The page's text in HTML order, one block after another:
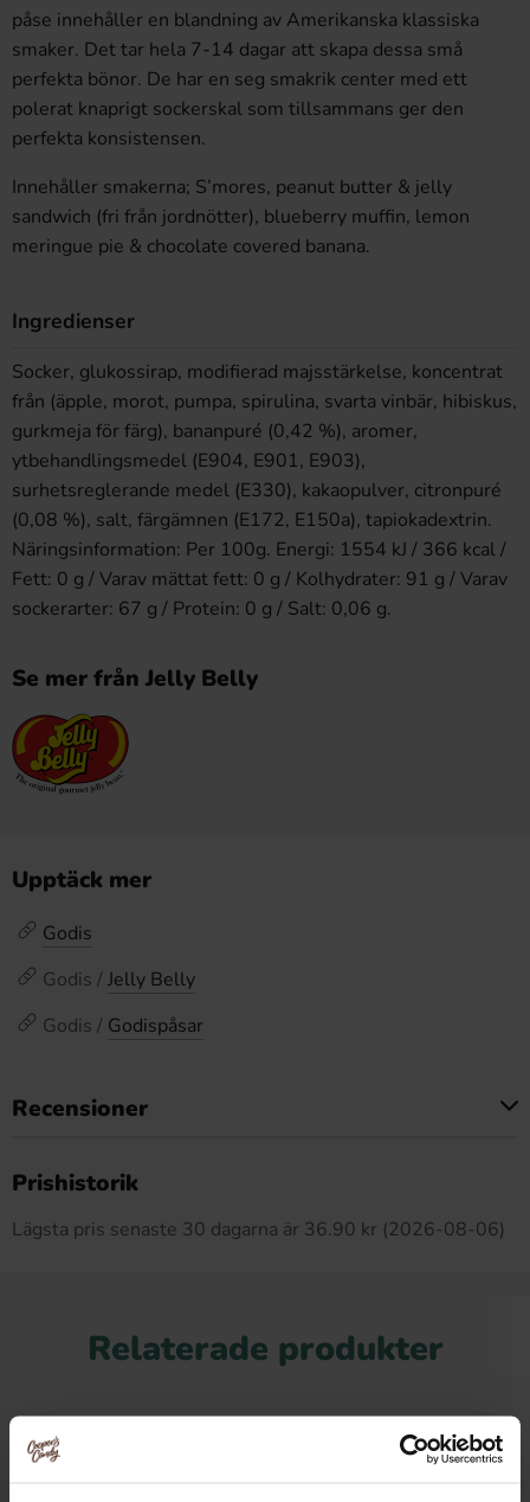
påse innehåller en blandning av Amerikanska klassiska
smaker. Det tar hela 7-14 dagar att skapa dessa små
perfekta bönor. De har en seg smakrik center med ett
polerat knaprigt sockerskal som tillsammans ger den
perfekta konsistensen.
Innehåller smakerna; S’mores, peanut butter & jelly
sandwich (fri från jordnötter), blueberry muffin, lemon
meringue pie & chocolate covered banana.
Ingredienser
Socker, glukossirap, modifierad majsstärkelse, koncentrat
från (äpple, morot, pumpa, spirulina, svarta vinbär, hibiskus,
gurkmeja för färg), bananpuré (0,42 %), aromer,
ytbehandlingsmedel (E904, E901, E903),
surhetsreglerande medel (E330), kakaopulver, citronpuré
(0,08 %), salt, färgämnen (E172, E150a), tapiokadextrin.
Näringsinformation: Per 100g. Energi: 1554 kJ / 366 kcal /
Fett: 0 g / Varav mättat fett: 0 g / Kolhydrater: 91 g / Varav
sockerarter: 67 g / Protein: 0 g / Salt: 0,06 g.​
Se mer från Jelly Belly
Upptäck mer
Godis
Godis / Jelly Belly
Godis / Godispåsar
Recensioner
Prishistorik
Lägsta pris senaste 30 dagarna är 36.90 kr (2026-08-06)
Relaterade produkter